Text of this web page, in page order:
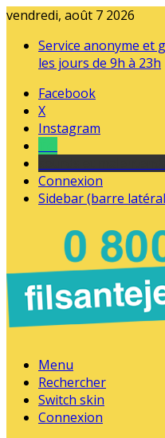
vendredi, août 7 2026
Service anonyme et
les jours de 9h à 23h
Facebook
X
Instagram
Connexion
Sidebar (barre
Menu
Rechercher
Switch skin
Connexion